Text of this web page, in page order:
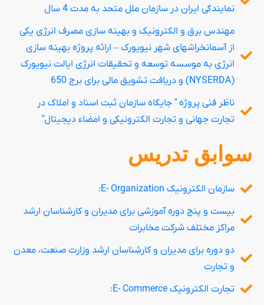
نمایندگی ایران در سازمان ملل متحد به مدت 4 سال
مهندس برق و الکترونیک و بهینه سازی مصرف انرژی یکی
از آسمانخراشهای شهر نیویورک – ارائه پروژه بهینه سازی
انرژی به موسسه توسعه و تحقیقات انرژی ایالت نیویورک
(NYSERDA) و دریافت تشویق مالی برای برج 650
ناظر فنی پروژه " جایگاه سازمان ثبت اسناد و املاک در
تجارت جهانی و تجارت الکترونیکی و امضاء دیجیتال"
سوابق تدریس
سازمان الکترونیک E- Organization:
بیست و پنج دوره آموزشی برای مدیران و کارشناسان ارشد
مراکز مختلف شرکت مخابرات
دو دوره برای مدیران و کارشناسان ارشد وزارت صنعت، معدن
و تجارت
تجارت الکترونیک E- Commerce: